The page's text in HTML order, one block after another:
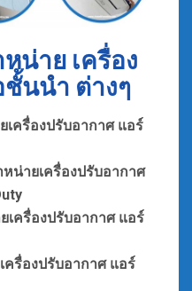
น่าย เครื่อง
นนำ ต่างๆ
ครื่องปรับอากาศ แอร์
หน่ายเครื่องปรับอากาศ
เครื่องปรับอากาศ แอร์
ครื่องปรับอากาศ แอร์